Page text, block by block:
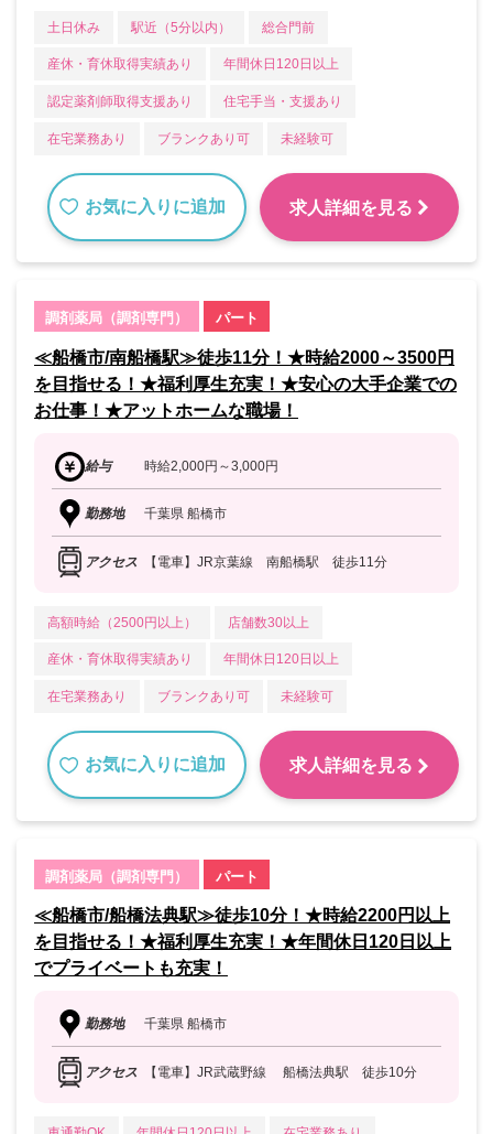
土日休み 駅近（5分以内） 総合門前
産休・育休取得実績あり 年間休日120日以上
認定薬剤師取得支援あり 住宅手当・支援あり
在宅業務あり ブランクあり可 未経験可
お気に入りに追加 求人詳細を見る
調剤薬局（調剤専門） パート
≪船橋市/南船橋駅≫徒歩11分！★時給2000～3500円
を目指せる！★福利厚生充実！★安心の大手企業での
お仕事！★アットホームな職場！
給与 時給2,000円～3,000円
勤務地 千葉県 船橋市
アクセス 【電車】JR京葉線 南船橋駅 徒歩11分
高額時給（2500円以上） 店舗数30以上
産休・育休取得実績あり 年間休日120日以上
在宅業務あり ブランクあり可 未経験可
お気に入りに追加 求人詳細を見る
調剤薬局（調剤専門） パート
≪船橋市/船橋法典駅≫徒歩10分！★時給2200円以上
を目指せる！★福利厚生充実！★年間休日120日以上
でプライベートも充実！
勤務地 千葉県 船橋市
アクセス 【電車】JR武蔵野線 船橋法典駅 徒歩10分